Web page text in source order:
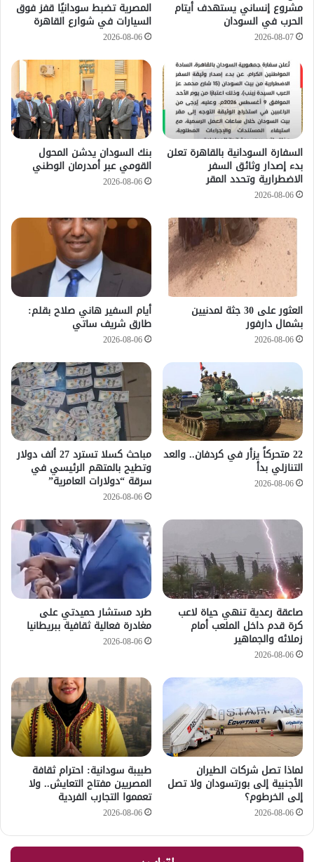
مشروع إنساني يستهدف أيتام
الحرب في السودان
2026-08-07
المصرية تضبط سودانيًا قفز فوق
السيارات في شوارع القاهرة
2026-08-06
السفارة السودانية بالقاهرة تعلن
بدء إصدار وثائق السفر
الاضطرارية وتحدد المقر
2026-08-06
بنك السودان يدشن المحول
القومي عبر أمدرمان الوطني
2026-08-06
العثور على 30 جثة لمدنيين
بشمال دارفور
2026-08-06
أيام السفير هاني صلاح بقلم:
طارق شريف ساتي
2026-08-06
22 متحركاً يزأر في كردفان.. والعد
التنازلي بدأ
2026-08-06
مباحث كسلا تسترد 27 ألف دولار
وتطيح بالمتهم الرئيسي في
سرقة “دولارات العامرية”
2026-08-06
صاعقة رعدية تنهي حياة لاعب
كرة قدم داخل الملعب أمام
زملائه والجماهير
2026-08-06
طرد مستشار حميدتي على
مغادرة فعالية ثقافية ببريطانيا
2026-08-06
لماذا تصل شركات الطيران
الأجنبية إلى بورتسودان ولا تصل
إلى الخرطوم؟
2026-08-06
طبيبة سودانية: احترام ثقافة
المصريين مفتاح التعايش.. ولا
تعمموا التجارب الفردية
2026-08-06